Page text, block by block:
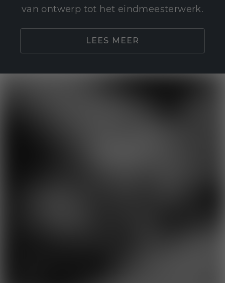
van ontwerp tot het eindmeesterwerk.
LEES MEER